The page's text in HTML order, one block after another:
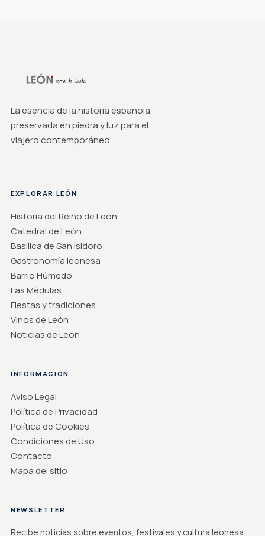
La esencia de la historia española,
preservada en piedra y luz para el
viajero contemporáneo.
EXPLORAR LEÓN
Historia del Reino de León
Catedral de León
Basílica de San Isidoro
Gastronomía leonesa
Barrio Húmedo
Las Médulas
Fiestas y tradiciones
Vinos de León
Noticias de León
INFORMACIÓN
Aviso Legal
Política de Privacidad
Política de Cookies
Condiciones de Uso
Contacto
Mapa del sitio
NEWSLETTER
Recibe noticias sobre eventos, festivales y cultura leonesa.